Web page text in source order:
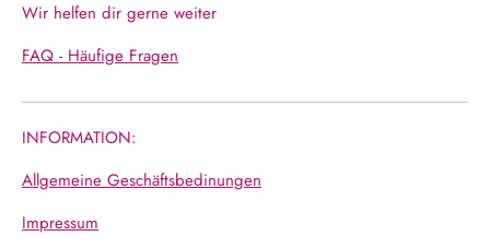
Wir helfen dir gerne weiter
FAQ - Häufige Fragen
INFORMATION:
Allgemeine Geschäftsbedinungen
Impressum